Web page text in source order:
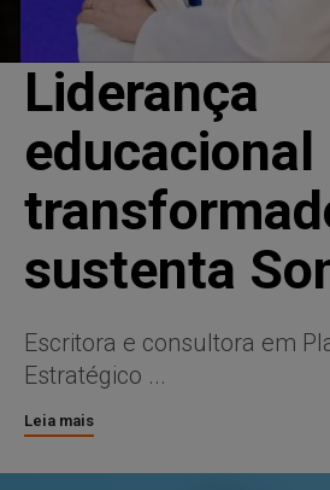
Liderança
educacional
sustenta
Escritora e consultora em
Estratégico ...
Leia mais